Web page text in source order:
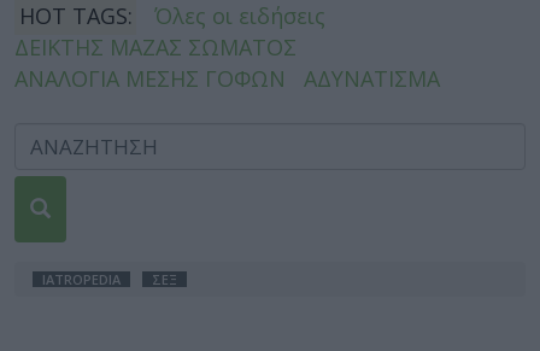
HOT TAGS:
Όλες οι ειδήσεις
ΔΕΙΚΤΗΣ ΜΑΖΑΣ ΣΩΜΑΤΟΣ
ΑΝΑΛΟΓΙΑ ΜΕΣΗΣ ΓΟΦΩΝ
ΑΔΥΝΑΤΙΣΜΑ
IATROPEDIA ΣΕΞ